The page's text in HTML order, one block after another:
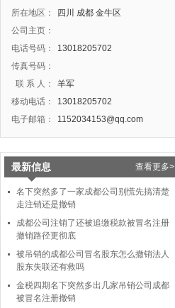
所在地区：
四川 成都 金牛区
公司主页：
电话号码：
13018205702
传真号码：
联 系 人：
羊军
移动电话：
13018205702
电子邮箱：
1152034153@qq.com
最新信息 查看更多>
名下突然多了一家成都公司别慌先搞清楚
走注销还是撤销
成都公司注销了还被追缴税款被冒名注册
撤销路径更彻底
被吊销的成都公司冒名股东怎么撤销法人
股东失联还有救吗
金税四期名下突然多出几家吊销公司成都
被冒名注册撤销